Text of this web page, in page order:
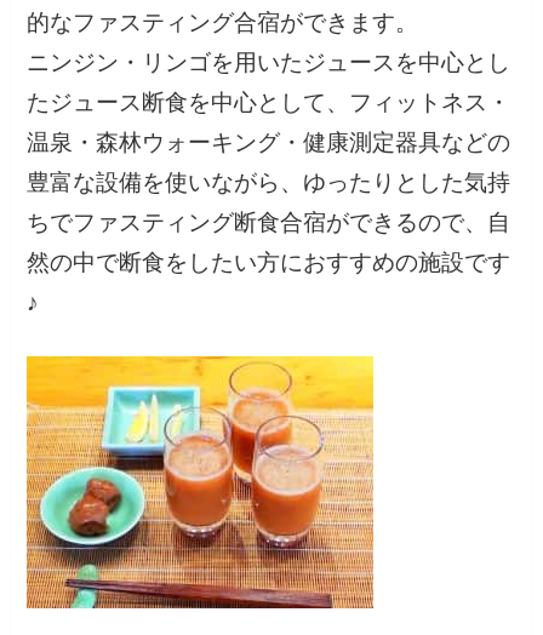
的なファスティング合宿ができます。
ニンジン・リンゴを用いたジュースを中心とし
たジュース断食を中心として、フィットネス・
温泉・森林ウォーキング・健康測定器具などの
豊富な設備を使いながら、ゆったりとした気持
ちでファスティング断食合宿ができるので、自
然の中で断食をしたい方におすすめの施設です
♪